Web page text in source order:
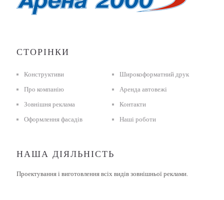
СТОРІНКИ
Конструктиви
Про компанію
Зовнішня реклама
Оформлення фасадів
Широкоформатний друк
Аренда автовежі
Контакти
Наші роботи
НАША ДІЯЛЬНІСТЬ
Проектування і виготовлення всіх видів зовнішньої реклами.